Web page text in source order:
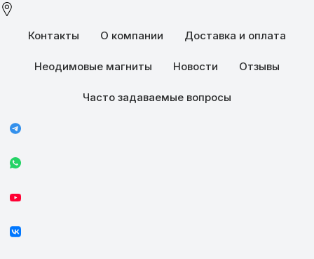
Контакты О компании Доставка и оплата
Неодимовые магниты Новости Отзывы
Часто задаваемые вопросы